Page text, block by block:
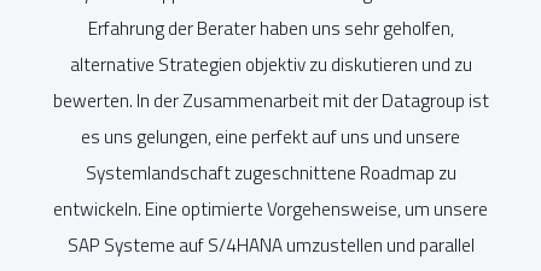
Erfahrung der Berater haben uns sehr geholfen,
alternative Strategien objektiv zu diskutieren und zu
bewerten. In der Zusammenarbeit mit der Datagroup ist
es uns gelungen, eine perfekt auf uns und unsere
Systemlandschaft zugeschnittene Roadmap zu
entwickeln. Eine optimierte Vorgehensweise, um unsere
SAP Systeme auf S/4HANA umzustellen und parallel